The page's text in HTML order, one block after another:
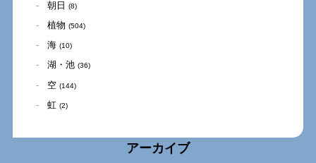
朝日 (8)
植物 (504)
海 (10)
湖・池 (36)
空 (144)
虹 (2)
アーカイブ